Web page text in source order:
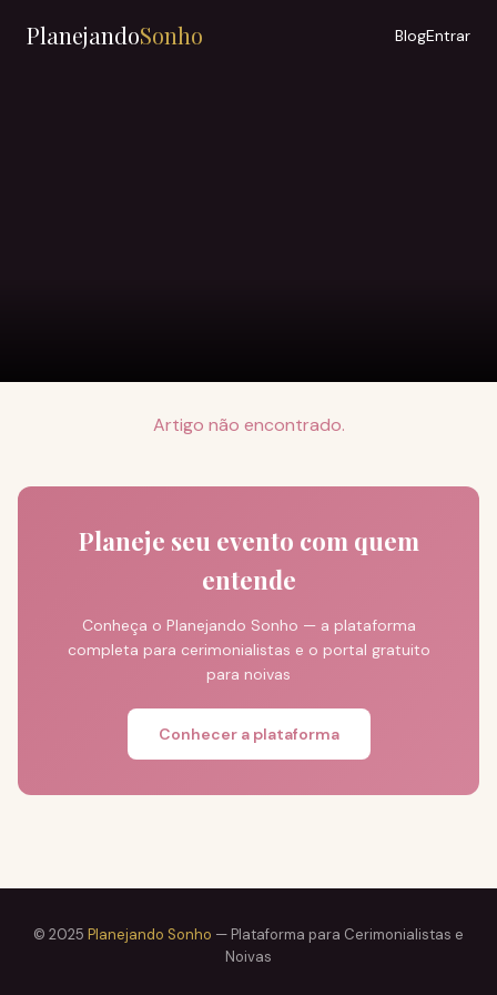
PlanejandoSonho BlogEntrar
Artigo não encontrado.
Planeje seu evento com quem
entende
Conheça o Planejando Sonho — a plataforma
completa para cerimonialistas e o portal gratuito
para noivas
Conhecer a plataforma
© 2025 Planejando Sonho — Plataforma para Cerimonialistas e
Noivas